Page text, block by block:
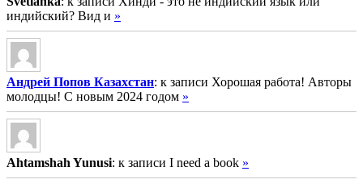
индийский? Вид и »
Андрей Попов Казахстан: к записи Хорошая работа! Авторы
молодцы! С новым 2024 годом »
Ahtamshah Yunusi: к записи I need a book »